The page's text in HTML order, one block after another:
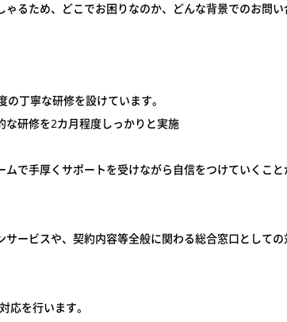
るため、どこでお困りなのか、どんな背景でのお問
丁寧な研修を設けています。
な研修を2カ月程度しっかりと実施
で手厚くサポートを受けながら自信をつけていくこと
ービスや、契約内容等全般に関わる総合窓口としての
応を行います。